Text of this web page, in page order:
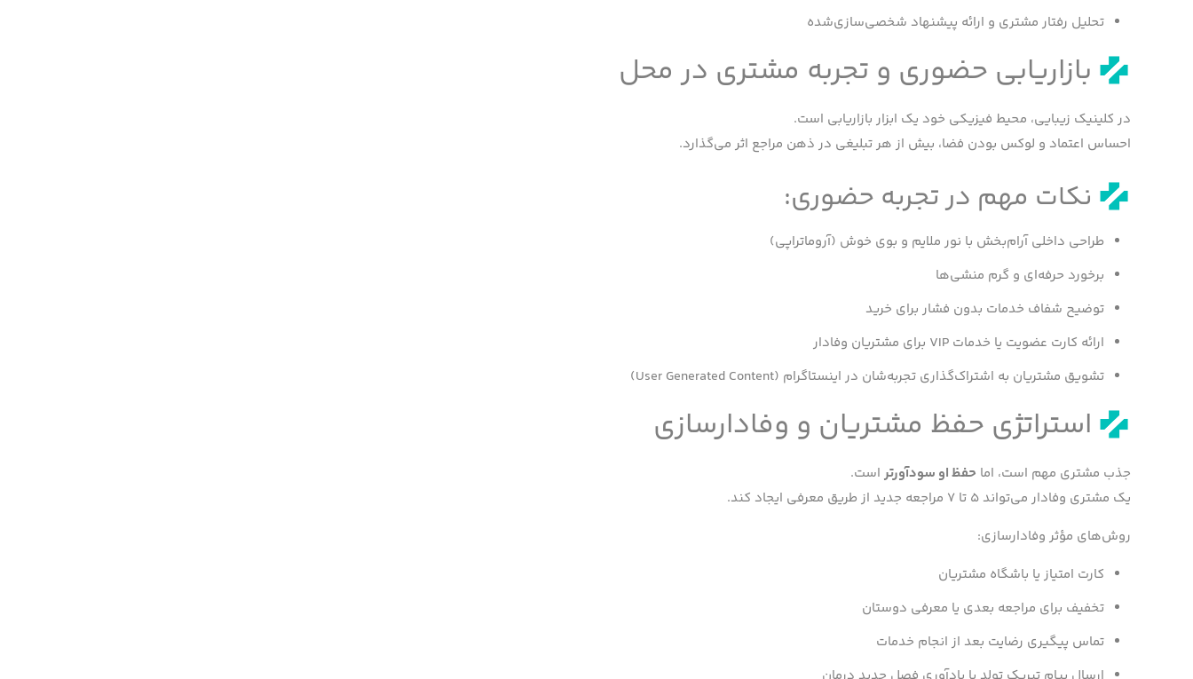
تحلیل رفتار مشتری و ارائه پیشنهاد شخصی‌سازی‌شده
بازاریابی حضوری و تجربه مشتری در محل
در کلینیک زیبایی، محیط فیزیکی خود یک ابزار بازاریابی است.
احساس اعتماد و لوکس بودن فضا، بیش از هر تبلیغی در ذهن مراجع اثر می‌گذارد.
نکات مهم در تجربه حضوری:
طراحی داخلی آرام‌بخش با نور ملایم و بوی خوش (آروماتراپی)
برخورد حرفه‌ای و گرم منشی‌ها
توضیح شفاف خدمات بدون فشار برای خرید
ارائه کارت عضویت یا خدمات VIP برای مشتریان وفادار
تشویق مشتریان به اشتراک‌گذاری تجربه‌شان در اینستاگرام (User Generated Content)
استراتژی حفظ مشتریان و وفادارسازی
جذب مشتری مهم است، اما حفظ او سودآورتر است.
یک مشتری وفادار می‌تواند ۵ تا ۷ مراجعه جدید از طریق معرفی ایجاد کند.
روش‌های مؤثر وفادارسازی:
کارت امتیاز یا باشگاه مشتریان
تخفیف برای مراجعه بعدی یا معرفی دوستان
تماس پیگیری رضایت بعد از انجام خدمات